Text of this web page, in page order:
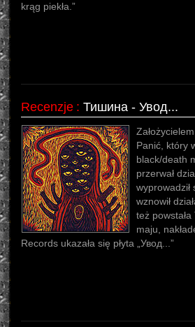
krąg piekła.”
Recenzje : Тишина - Увод...
Panić, który
black/death
przerwał
wyprowadził
wznowił
też
maju,
Records ukazała się płyta „Увод​.​.​.”